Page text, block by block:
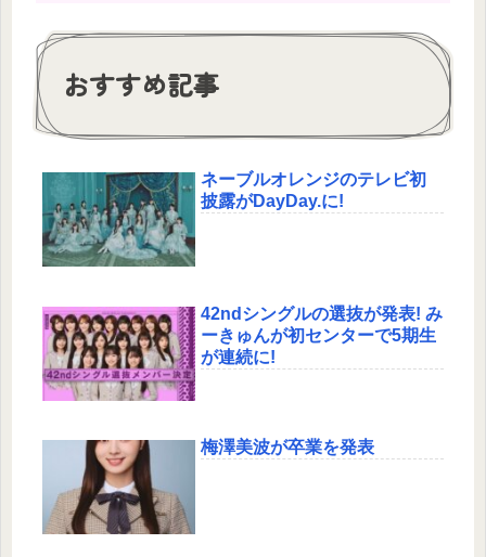
おすすめ記事
ネーブルオレンジのテレビ初
披露がDayDay.に!
42ndシングルの選抜が発表! み
ーきゅんが初センターで5期生
が連続に!
梅澤美波が卒業を発表